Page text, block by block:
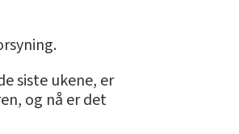
siste ukene, er
og nå er det